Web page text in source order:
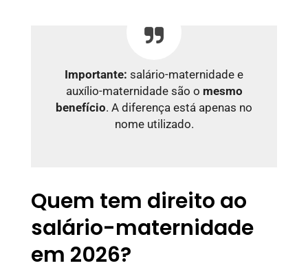
Importante: salário-maternidade e
auxílio-maternidade são o mesmo
benefício. A diferença está apenas no
nome utilizado.
Quem tem direito ao
salário-maternidade
em 2026?